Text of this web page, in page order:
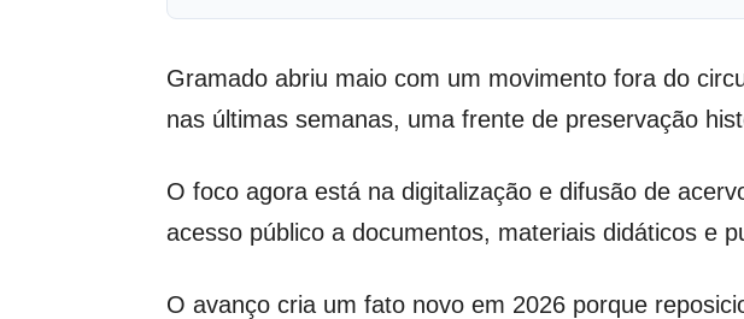
Gramado abriu maio com um movimento fora do
nas últimas semanas, uma frente de preservação
O foco agora está na digitalização e difusão de
acesso público a documentos, materiais didáticos e
O avanço cria um fato novo em 2026 porque